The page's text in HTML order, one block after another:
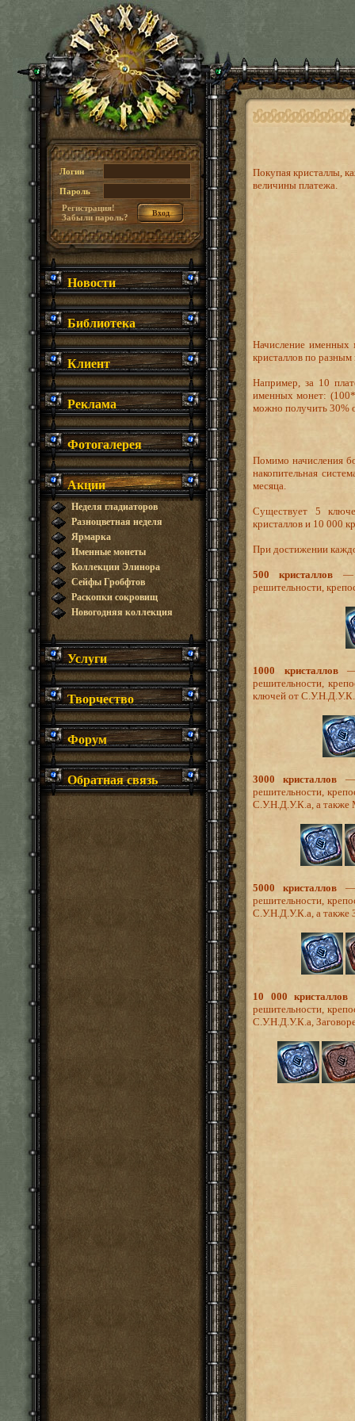
Логин
Пароль
Регистрация!
Забыли пароль?
Новости
Библиотека
Клиент
Реклама
Фотогалерея
Акции
Неделя гладиаторов
Разноцветная неделя
Ярмарка
Именные монеты
Коллекции Элинора
Сейфы Гробфтов
Раскопки сокровищ
Новогодняя коллекция
Услуги
Творчество
Форум
Обратная связь
Покупая кристаллы,
величины платежа.
Начисление именных
кристаллов по
Например, за 10
именных монет:
можно получить 30%
Помимо начисления
накопительная
месяца.
Существует 5
кристаллов и 10 000
При достижении
500 кристаллов —
решительности,
1000 кристаллов—
решительности,
ключей от
3000 кристаллов —
решительности,
С.У.Н.Д.У.К.а, а также
5000 кристаллов —
решительности,
С.У.Н.Д.У.К.а, а также
10 000 кристаллов
решительности,
С.У.Н.Д.У.К.а,